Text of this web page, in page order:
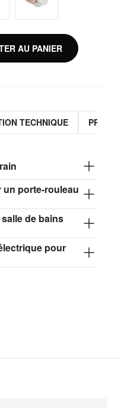
AU PANIER
TECHNIQUE
porte-rouleau
de bains
pour